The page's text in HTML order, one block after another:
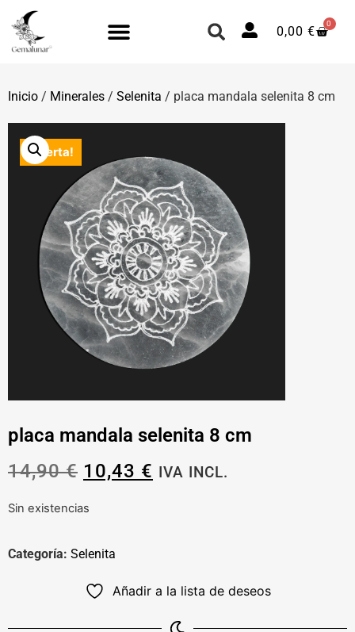
0,00 €
0
Inicio / Minerales / Selenita / placa mandala selenita 8 cm
¡Oferta!
placa mandala selenita 8 cm
14,90€ 10,43 € IVA INCL.
Sin existencias
Categoría: Selenita
Añadir a la lista de deseos